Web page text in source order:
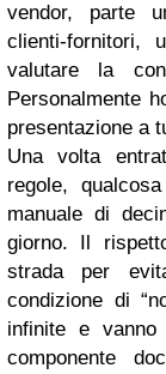
vendor, parte
clienti-fornitori,
valutare la
Personalmente
presentazione a
Una volta
regole,
manuale di
giorno. Il
strada per
condizione di
infinite e vanno
componente